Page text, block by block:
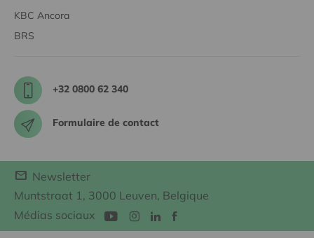
KBC Ancora
BRS
+32 0800 62 340
Formulaire de contact
Newsletter
Muntstraat 1, 3000 Leuven, Belgique
Médias sociaux